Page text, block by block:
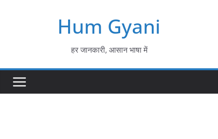
Hum Gyani
हर जानकारी, आसान भाषा में